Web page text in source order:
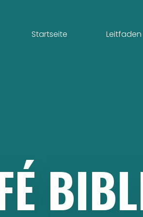
Startseite Leitfaden